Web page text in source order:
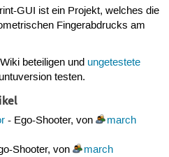
GUI ist ein Projekt, welches die
Fingerabdrucks am
beteiligen und ungetestete
testen.
- Ego-Shooter, von
march
Shooter, von
march